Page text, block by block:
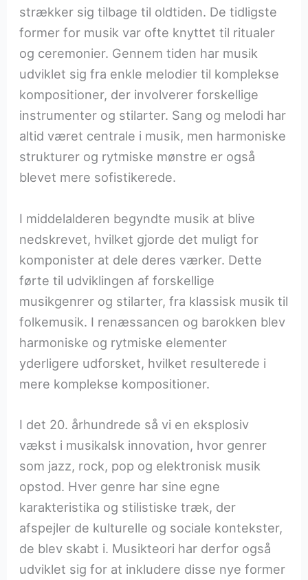
strækker sig tilbage til oldtiden. De tidligste
former for musik var ofte knyttet til ritualer
og ceremonier. Gennem tiden har musik
udviklet sig fra enkle melodier til komplekse
kompositioner, der involverer forskellige
instrumenter og stilarter. Sang og melodi har
altid været centrale i musik, men harmoniske
strukturer og rytmiske mønstre er også
blevet mere sofistikerede.
I middelalderen begyndte musik at blive
nedskrevet, hvilket gjorde det muligt for
komponister at dele deres værker. Dette
førte til udviklingen af forskellige
musikgenrer og stilarter, fra klassisk musik til
folkemusik. I renæssancen og barokken blev
harmoniske og rytmiske elementer
yderligere udforsket, hvilket resulterede i
mere komplekse kompositioner.
I det 20. århundrede så vi en eksplosiv
vækst i musikalsk innovation, hvor genrer
som jazz, rock, pop og elektronisk musik
opstod. Hver genre har sine egne
karakteristika og stilistiske træk, der
afspejler de kulturelle og sociale kontekster,
de blev skabt i. Musikteori har derfor også
udviklet sig for at inkludere disse nye former